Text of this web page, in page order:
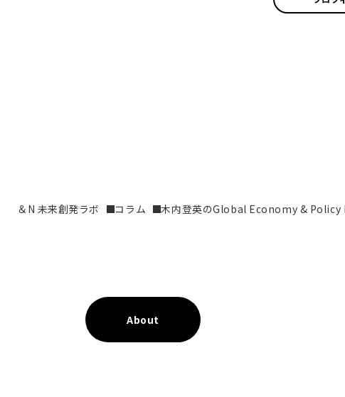
＆N 未来創発ラボ コラム 木内登英のGlobal Economy &
About